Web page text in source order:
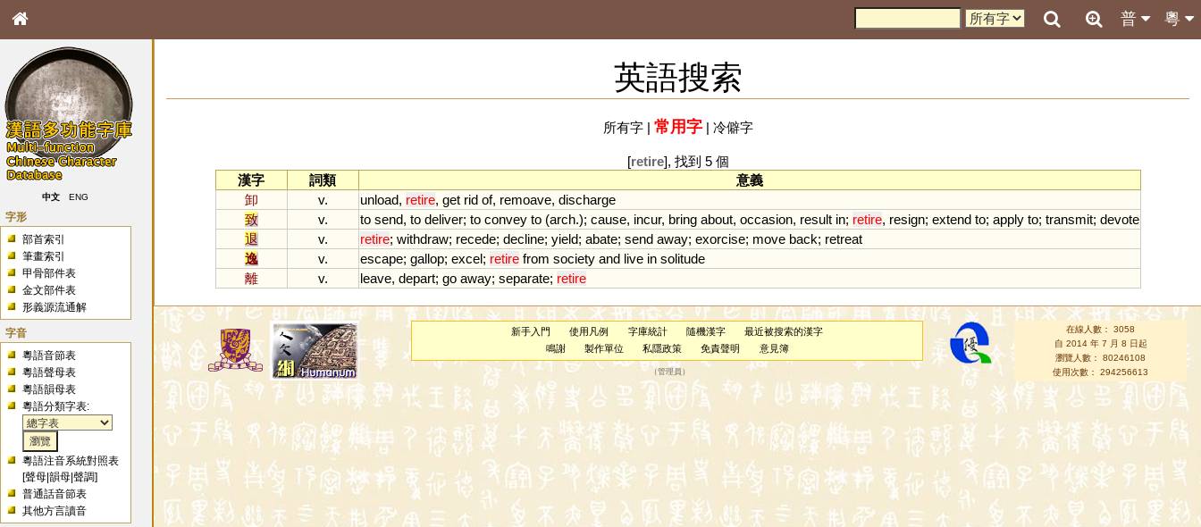
粵
普
中文 ENG
字形
部首索引
筆畫索引
甲骨部件表
金文部件表
形義源流通解
字音
粵語音節表
粵語聲母表
粵語韻母表
粵語分類字表:
粵語注音系統對照表
[聲母 |韻母 |聲調]
普通話音節表
其他方言讀音
英語搜索
所有字| 常用字| 冷僻字
[retire], 找到 5 個
漢字
詞類
意義
卸
v. unload, retire, get rid of, remoave, discharge
致
v. to send, to deliver; to convey to(arch.); cause, incur, bring about, occasion, result in; retire, resign; extend to; apply to; transmit; devote
退
v. retire; withdraw; recede; decline; yield; abate; send away; exorcise; move back; retreat
逸
v. escape; gallop; excel; retire from society and live in solitude
離
v. leave, depart; go away; separate; retire
新手入門 使用凡例 字庫統計 隨機漢字
最近被搜索的漢字
鳴謝
製作單位 私隱政策 免責聲明 意見簿
（管理員 ）
在線人數： 3058
自 2014 年 7 月 8 日起
瀏覽人數： 80246108
使用次數： 294256613